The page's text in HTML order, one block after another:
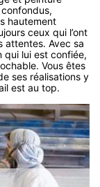
hautement
ceux qui l’ont
attentes. Avec sa
qui lui est confiée,
Vous êtes
ses réalisations y
est au top.